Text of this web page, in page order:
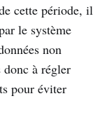
cette période, il
le système
non
donc à régler
pour éviter